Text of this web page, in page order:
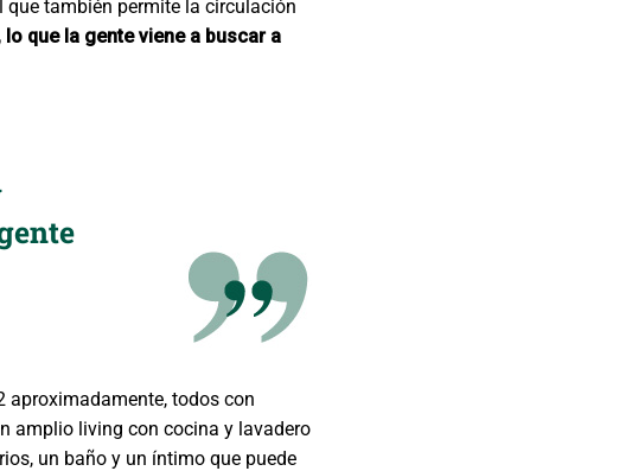
que también permite la circulación
que la gente viene a buscar a
aproximadamente, todos con
amplio living con cocina y lavadero
un baño y un íntimo que puede